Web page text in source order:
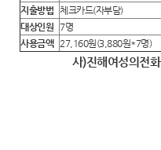
지출방법 체크카드(자부담)
대상인원
7명
사용금액
27,160원
사)진해여성의전